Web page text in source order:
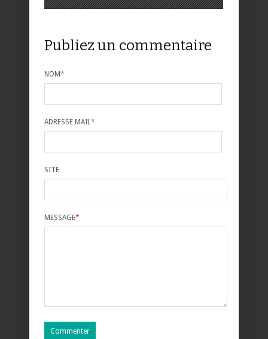
Publiez un commentaire
NOM*
ADRESSE MAIL*
SITE
MESSAGE*